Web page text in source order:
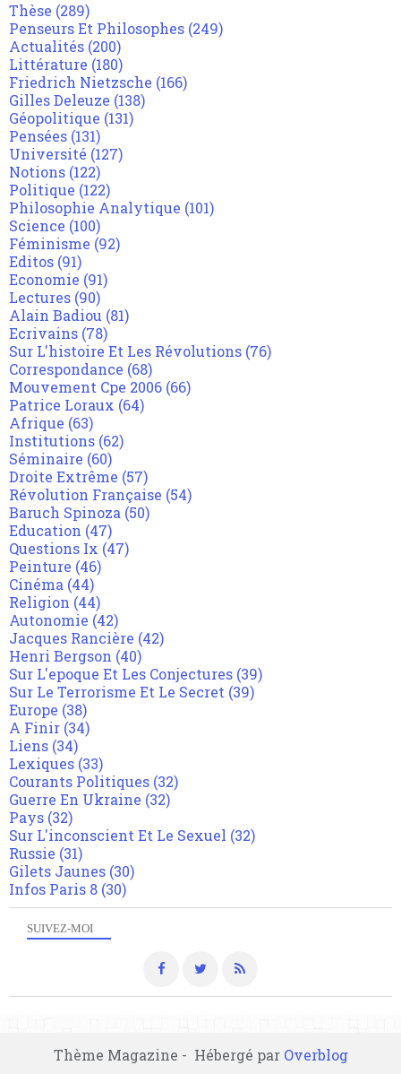
SUIVEZ-MOI
Thèse (289)
Penseurs Et Philosophes (249)
Actualités (200)
Littérature (180)
Friedrich Nietzsche (166)
Gilles Deleuze (138)
Géopolitique (131)
Pensées (131)
Université (127)
Notions (122)
Politique (122)
Philosophie Analytique (101)
Science (100)
Féminisme (92)
Editos (91)
Economie (91)
Lectures (90)
Alain Badiou (81)
Ecrivains (78)
Sur L'histoire Et Les Révolutions (76)
Correspondance (68)
Mouvement Cpe 2006 (66)
Patrice Loraux (64)
Afrique (63)
Institutions (62)
Séminaire (60)
Droite Extrême (57)
Révolution Française (54)
Baruch Spinoza (50)
Education (47)
Questions Ix (47)
Peinture (46)
Cinéma (44)
Religion (44)
Autonomie (42)
Jacques Rancière (42)
Henri Bergson (40)
Sur L'epoque Et Les Conjectures (39)
Sur Le Terrorisme Et Le Secret (39)
Europe (38)
A Finir (34)
Liens (34)
Lexiques (33)
Courants Politiques (32)
Guerre En Ukraine (32)
Pays (32)
Sur L'inconscient Et Le Sexuel (32)
Russie (31)
Gilets Jaunes (30)
Infos Paris 8 (30)
Thème Magazine - Hébergé par Overblog